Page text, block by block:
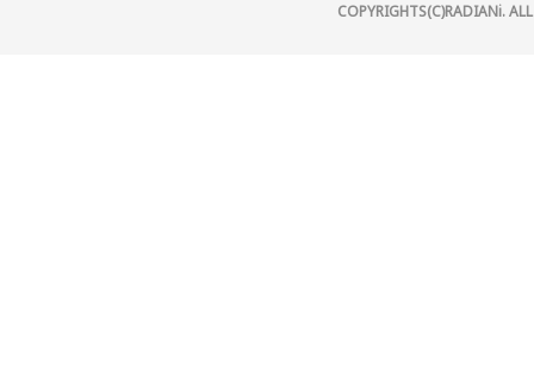
COPYRIGHTS(C)RADIANi. ALL